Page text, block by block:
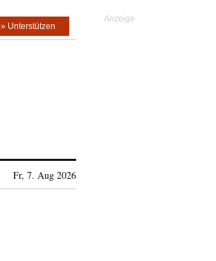
» Unterstützen
Fr, 7. Aug 2026